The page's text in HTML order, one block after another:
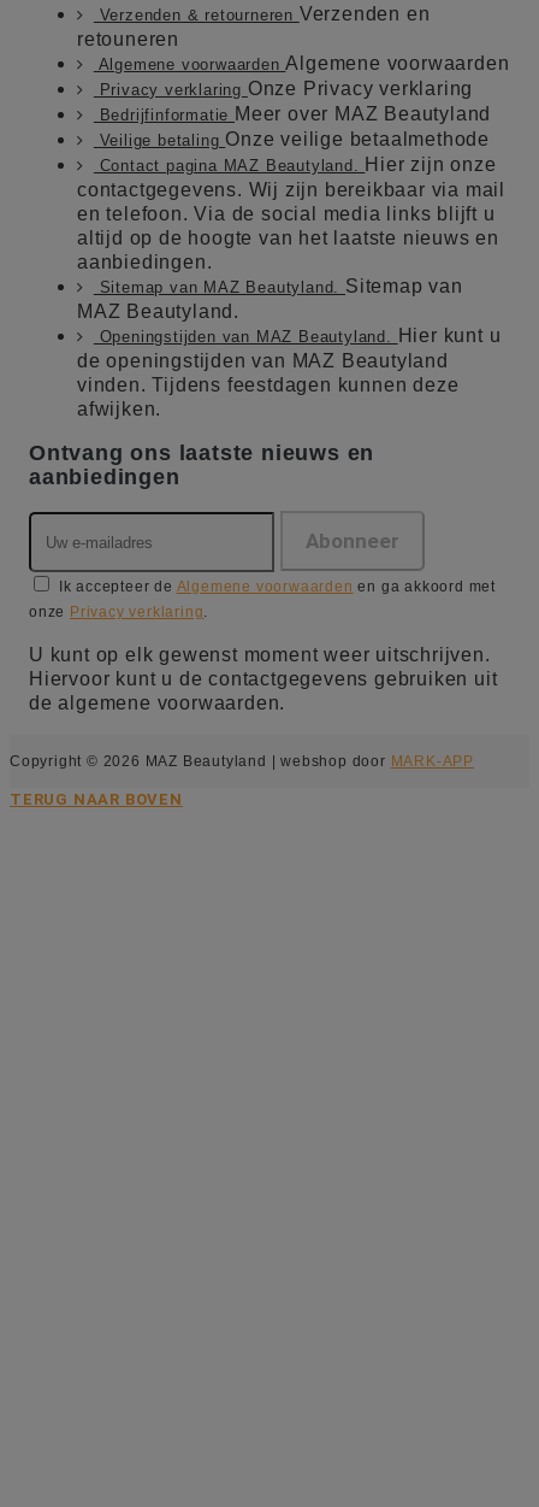
Verzenden & retourneren Verzenden en
retouneren
Algemene voorwaardenAlgemene voorwaarden
Privacy verklaring Onze Privacy verklaring
Bedrijfinformatie Meer over MAZ Beautyland
Veilige betaling Onze veilige betaalmethode
Contact pagina MAZ Beautyland.
Hier zijn onze
contactgegevens. Wij zijn bereikbaar via mail
en telefoon. Via de social media links blijft u
altijd op de hoogte van het laatste nieuws en
aanbiedingen.
Sitemap van MAZ Beautyland. Sitemap van
MAZ Beautyland.
Openingstijden van MAZ Beautyland.
Hier kunt u
de openingstijden van MAZ Beautyland
vinden. Tijdens feestdagen kunnen deze
afwijken.
Ontvang ons laatste nieuws en
aanbiedingen
Ik accepteer de Algemene voorwaarden en ga akkoord met
onze Privacy verklaring.
U kunt op elk gewenst moment weer uitschrijven.
Hiervoor kunt u de contactgegevens gebruiken uit
de algemene voorwaarden.
Copyright © 2026 MAZ Beautyland | webshop door MARK-APP
TERUG NAAR BOVEN